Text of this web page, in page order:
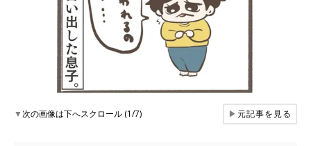
▼次の画像は下へスクロール (1/7) ▶元記事を見る